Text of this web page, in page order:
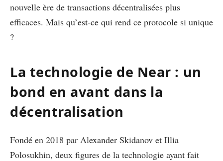
nouvelle ère de transactions décentralisées plus
efficaces. Mais qu’est-ce qui rend ce protocole si unique
?
La technologie de Near : un
bond en avant dans la
décentralisation
Fondé en 2018 par Alexander Skidanov et Illia
Polosukhin, deux figures de la technologie ayant fait